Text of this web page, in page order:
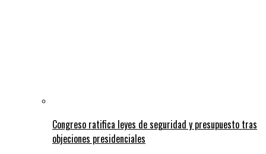
Congreso ratifica leyes de seguridad y presupuesto tras
objeciones presidenciales